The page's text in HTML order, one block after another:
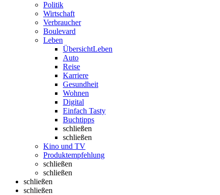
Politik
Wirtschaft
Verbraucher
Boulevard
Leben
ÜbersichtLeben
Auto
Reise
Karriere
Gesundheit
Wohnen
Digital
Einfach Tasty
Buchtipps
schließen
schließen
Kino und TV
Produktempfehlung
schließen
schließen
schließen
schließen